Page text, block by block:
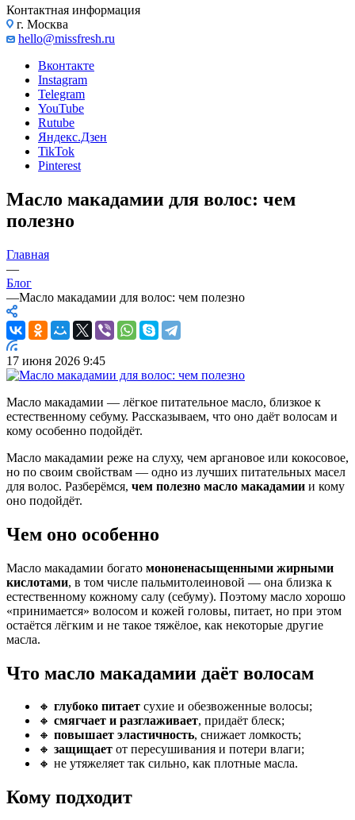
Контактная информация
г. Москва
hello@missfresh.ru
Вконтакте
Instagram
Telegram
YouTube
Rutube
Яндекс.Дзен
TikTok
Pinterest
Масло макадамии для волос: чем
полезно
Главная
—
Блог
—Масло макадамии для волос: чем полезно
17 июня 2026 9:45
Масло макадамии — лёгкое питательное масло, близкое к
естественному себуму. Рассказываем, что оно даёт волосам и
кому особенно подойдёт.
Масло макадамии реже на слуху, чем аргановое или кокосовое,
но по своим свойствам — одно из лучших питательных масел
для волос. Разберёмся, чем полезно масло макадамии и кому
оно подойдёт.
Чем оно особенно
Масло макадамии богато мононенасыщенными жирными
кислотами, в том числе пальмитолеиновой — она близка к
естественному кожному салу (себуму). Поэтому масло хорошо
«принимается» волосом и кожей головы, питает, но при этом
остаётся лёгким и не такое тяжёлое, как некоторые другие
масла.
Что масло макадамии даёт волосам
🔸 глубоко питает сухие и обезвоженные волосы;
🔸 смягчает и разглаживает, придаёт блеск;
🔸 повышает эластичность, снижает ломкость;
🔸 защищает от пересушивания и потери влаги;
🔸 не утяжеляет так сильно, как плотные масла.
Кому подходит